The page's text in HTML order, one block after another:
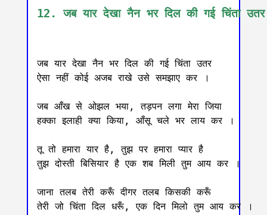
12. जब यार देखा नैन भर दिल की गई चिंता उतर
जब यार देखा नैन भर दिल की गई चिंता उतर
ऐसा नहीं कोई अजब राखे उसे समझाए कर ।
जब आँख से ओझल भया, तड़पन लगा मेरा जिया
हक्का इलाही क्या किया, आँसू चले भर लाय कर ।
तू तो हमारा यार है, तुझ पर हमारा प्यार है
तुझ दोस्ती बिसियार है एक शब मिली तुम आय कर ।
जाना तलब तेरी करूँ दीगर तलब किसकी करूँ
तेरी जो चिंता दिल धरूँ, एक दिन मिलो तुम आय कर ।